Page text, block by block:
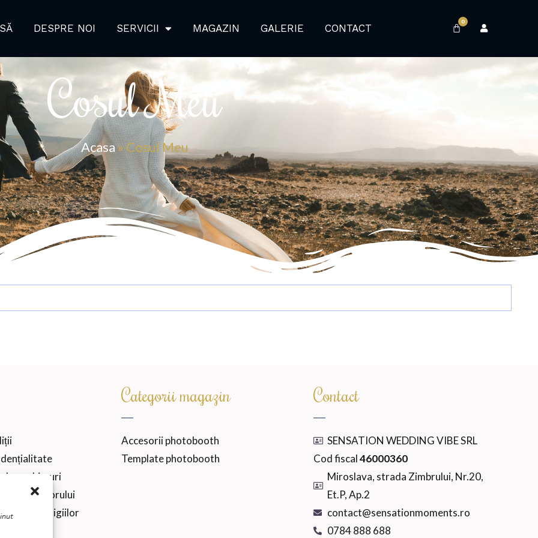
DESPRE NOI SERVICII MAGAZIN GALERIE CONTACT
0
Cosul Meu
Acasa»Cosul Meu
cookie-uri
consumatorului
online a litigiilor
Categorii magazin
Accesorii photobooth
Template photobooth
Contact
SENSATION WEDDING VIBE SRL
Cod fiscal46000360
Miroslava, strada Zimbrului, Nr.20,
Et.P, Ap.2
contact@sensationmoments.ro
0784 888 688